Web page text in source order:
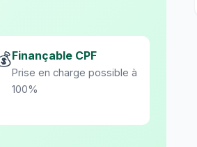
Finançable CPF
Prise en charge possible à
100%